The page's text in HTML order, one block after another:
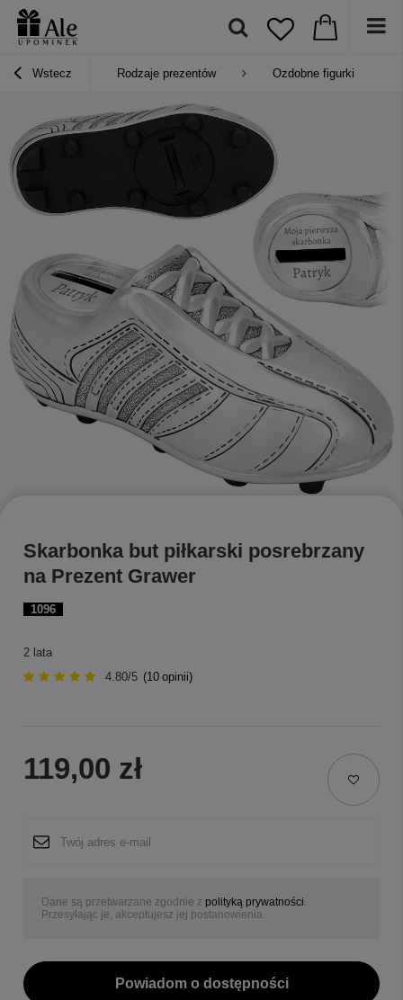
Wstecz Rodzaje prezentów Ozdobne figurki
1096
Skarbonka but piłkarski posrebrzany
na Prezent Grawer
2 lata
4.80/5 (10 opinii)
119,00 zł
Dane są przetwarzane zgodnie z polityką prywatności
Przesyłając je, akceptujesz jej postanowienia.
Powiadom o dostępności